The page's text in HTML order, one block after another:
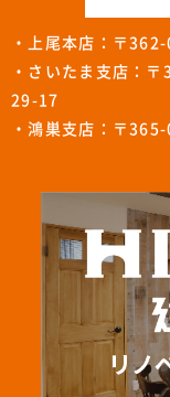
・上尾本店：〒
・さいたま支店：
29-17
・鴻巣支店：〒